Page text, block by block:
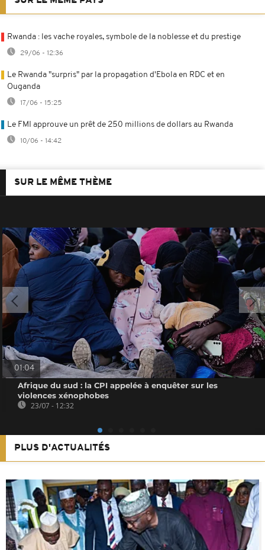
Rwanda : les vache royales, symbole de la noblesse et du prestige
29/06 - 12:36
Le Rwanda "surpris" par la propagation d'Ebola en RDC et en
Ouganda
17/06 - 15:25
Le FMI approuve un prêt de 250 millions de dollars au Rwanda
10/06 - 14:42
SUR LE MÊME THÈME
01:04
Afrique du sud : la CPI appelée à enquêter sur les
violences xénophobes
23/07 - 12:32
PLUS D'ACTUALITÉS